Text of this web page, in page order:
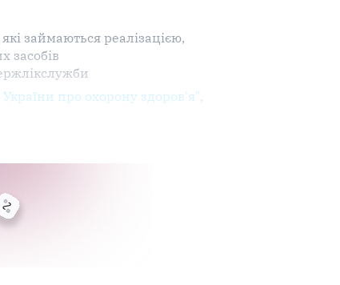
займаються реалізацією,
засобів
про охорону здоров'я",